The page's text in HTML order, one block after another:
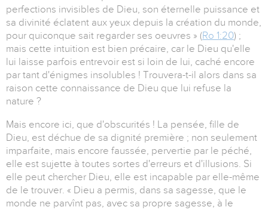
perfections invisibles de Dieu, son éternelle puissance et
sa divinité éclatent aux yeux depuis la création du monde,
pour quiconque sait regarder ses oeuvres » (Ro 1:20) ;
mais cette intuition est bien précaire, car le Dieu qu'elle
lui laisse parfois entrevoir est si loin de lui, caché encore
par tant d'énigmes insolubles ! Trouvera-t-il alors dans sa
raison cette connaissance de Dieu que lui refuse la
nature ?
Mais encore ici, que d'obscurités ! La pensée, fille de
Dieu, est déchue de sa dignité première ; non seulement
imparfaite, mais encore faussée, pervertie par le péché,
elle est sujette à toutes sortes d'erreurs et d'illusions. Si
elle peut chercher Dieu, elle est incapable par elle-même
de le trouver. « Dieu a permis, dans sa sagesse, que le
monde ne parvînt pas, avec sa propre sagesse, à le